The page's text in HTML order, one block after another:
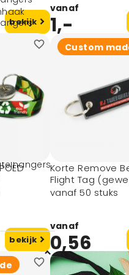
huis
met
met
bekijk
vanaf
1,-
bekijk
Custom
Korte Remove
Flight Tag
vanaf 50 stuks
vanaf
0,56